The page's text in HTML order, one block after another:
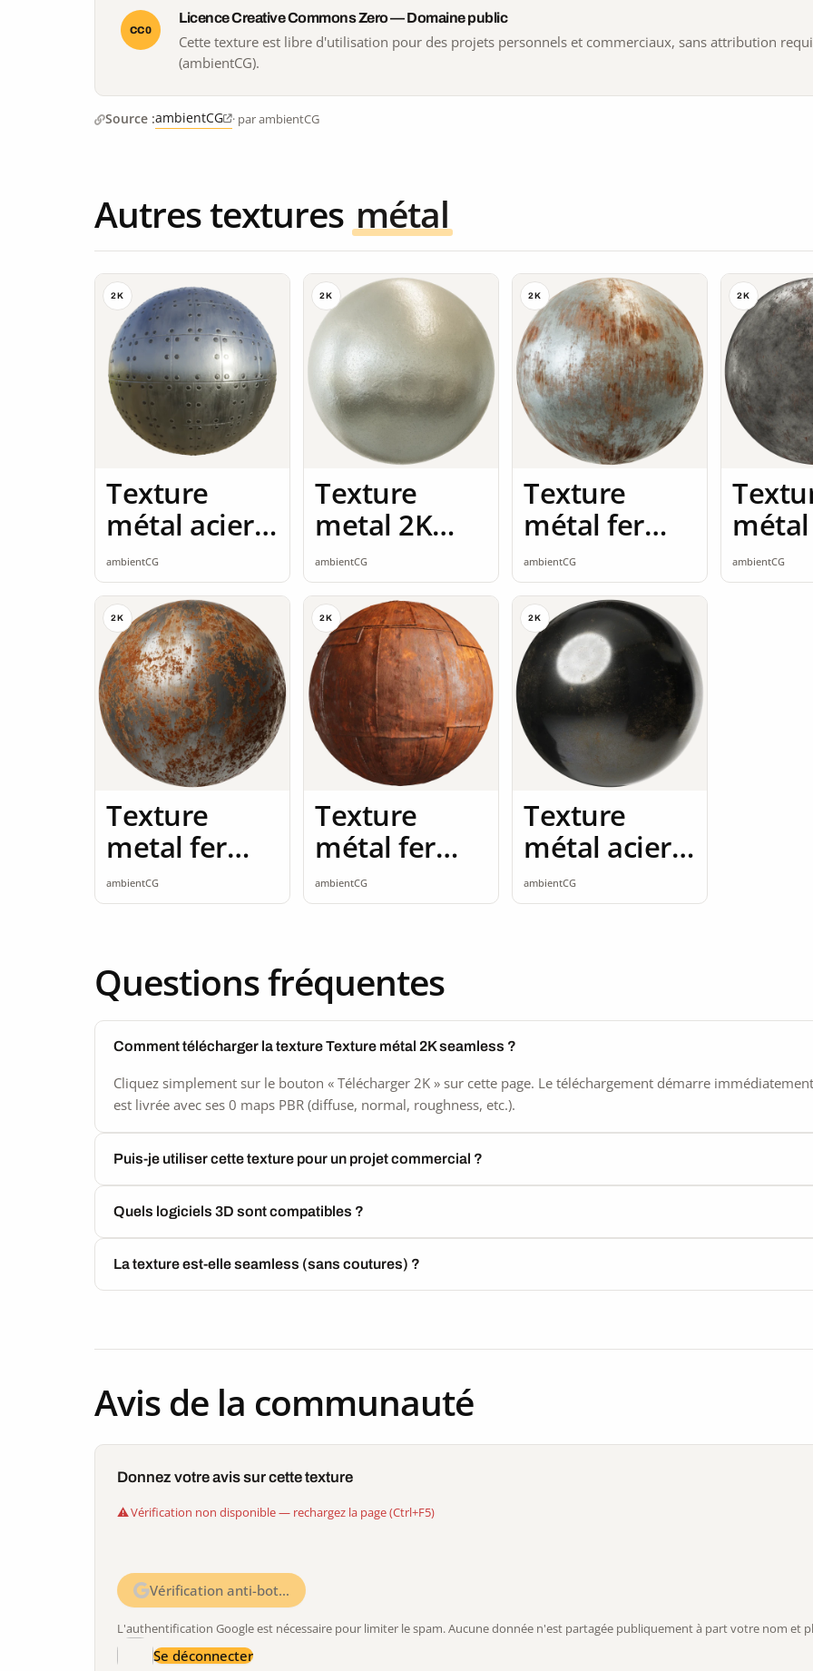
CC0
Licence Creative Commons Zero — Domaine public
Cette texture est libre d'utilisation pour des projets personnels et commerciaux, sans attribution
(ambientCG).
Source :ambientCG · par ambientCG
Autres textures métal
2K
Texture
métal acier
2K seamless
ambientCG
2K
Texture
metal 2K
seamless
ambientCG
2K
Texture
métal fer
rouillé 2K
seamless
ambientCG
2K
2K
ambientCG
2K
Texture
metal fer
rouille 2K
seamless
ambientCG
2K
Texture
métal fer
rouillé 2K
seamless
ambientCG
2K
Texture
métal acier
2K seamless
ambientCG
Questions fréquentes
Comment télécharger la texture Texture métal 2K seamless ?
Cliquez simplement sur le bouton « Télécharger 2K » sur cette page. Le téléchargement démarre
est livrée avec ses 0 maps PBR (diffuse, normal, roughness, etc.).
Puis-je utiliser cette texture pour un projet commercial ?
Quels logiciels 3D sont compatibles ?
La texture est-elle seamless (sans coutures) ?
Avis de la communauté
Donnez votre avis sur cette texture
Vérification non disponible — rechargez la page (Ctrl+F5)
Vérification anti-bot…
L'authentification Google est nécessaire pour limiter le spam. Aucune donnée n'est partagée publiquement à part votre nom et
Se déconnecter